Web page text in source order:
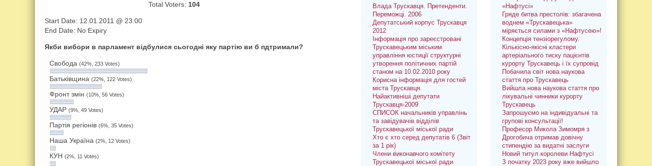
Total Vot­ers: 104
Start Date: 12.01.2011 @ 23:00
End Date: No Ex­pi­ry
Якби вибори в парламент відбулися сьогодні яку партію ви б пдтримали?
Свобода (42%, 233 Votes)
Батьківщина (22%, 122 Votes)
Фронт змін (10%, 56 Votes)
УДАР (9%, 49 Votes)
Партія регіонів (6%, 35 Votes)
Наша Україна (2%, 12 Votes)
КУН (2%, 11 Votes)
Влада Трускавця. Претенденти.
Переможці. 2006
Депутатський корпус Трускавця
2012
Інформація про зареєстровані
Трускавецьким міським
управління юстиції структурні
утворення політичних партій
станом на 10.02.2010 року
Корисна інформація для гостей
міста Трускавця.
Найактивніші депутати
Трускавця-2009
СПИСОК начальників управлінь
та завідувачів відділів
Трускавецької міської ради
Хто є хто серед депутатів 6 (Звіт
за 1 рік)
Члени виконавчого комітету
Трускавецької міської ради
«Нафтусі»
Гряде битва престолів: збагачена
воднем «Трускавецька»
міряється силами з «Нафтусею»!
Концепція тензіорегулому.
Кількісно-якісні кластери
артеріального тиску пацієнтів
курорту Трускавець і їх супровід
Побачила світ нова наукова
стаття про Трускавець
Вийшла нова наукова стаття про
лікувальні чинники курорту
Трускавець
Запрошуємо на індивідуальні та
групові консультації!
Професор Микола Зимомря з
Дрогобича отримав довічну
стипендію за видатні заслуги
Новий титул королеви Нафтусі
З початку 2023 року вже вийшло